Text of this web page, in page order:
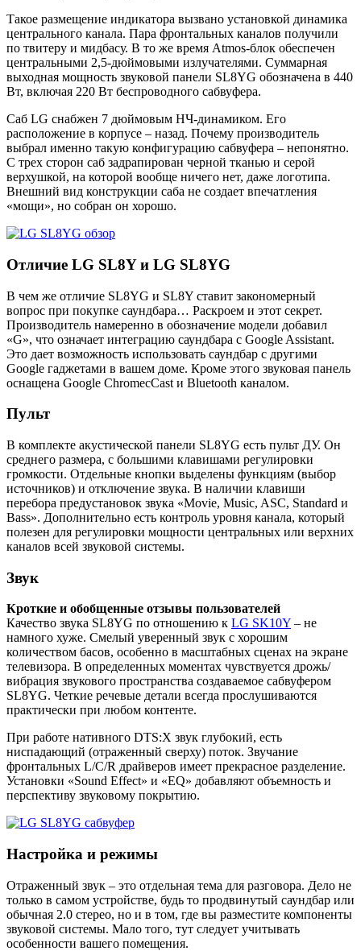
Такое размещение индикатора вызвано установкой динамика
центрального канала. Пара фронтальных каналов получили
по твитеру и мидбасу. В то же время Atmos-блок обеспечен
центральными 2,5-дюймовыми излучателями. Суммарная
выходная мощность звуковой панели SL8YG обозначена в 440
Вт, включая 220 Вт беспроводного сабвуфера.
Саб LG снабжен 7 дюймовым НЧ-динамиком. Его
расположение в корпусе – назад. Почему производитель
выбрал именно такую конфигурацию сабвуфера – непонятно.
С трех сторон саб задрапирован черной тканью и серой
верхушкой, на которой вообще ничего нет, даже логотипа.
Внешний вид конструкции саба не создает впечатления
«мощи», но собран он хорошо.
Отличие LG SL8Y и LG SL8YG
В чем же отличие SL8YG и SL8Y ставит закономерный
вопрос при покупке саундбара… Раскроем и этот секрет.
Производитель намеренно в обозначение модели добавил
«G», что означает интеграцию саундбара с Google Assistant.
Это дает возможность использовать саундбар с другими
Google гаджетами в вашем доме. Кроме этого звуковая панель
оснащена Google ChromecCast и Bluetooth каналом.
Пульт
В комплекте акустической панели SL8YG есть пульт ДУ. Он
среднего размера, с большими клавишами регулировки
громкости. Отдельные кнопки выделены функциям (выбор
источников) и отключение звука. В наличии клавиши
перебора предустановок звука «Movie, Music, ASC, Standard и
Bass». Дополнительно есть контроль уровня канала, который
полезен для регулировки мощности центральных или верхних
каналов всей звуковой системы.
Звук
Кроткие и обобщенные отзывы пользователей
Качество звука SL8YG по отношению к LG SK10Y – не
намного хуже. Смелый уверенный звук с хорошим
количеством басов, особенно в масштабных сценах на экране
телевизора. В определенных моментах чувствуется дрожь/
вибрация звукового пространства создаваемое сабвуфером
SL8YG. Четкие речевые детали всегда прослушиваются
практически при любом контенте.
При работе нативного DTS:X звук глубокий, есть
ниспадающий (отраженный сверху) поток. Звучание
фронтальных L/C/R драйверов имеет прекрасное разделение.
Установки «Sound Effect» и «EQ» добавляют объемность и
перспективу звуковому покрытию.
Настройка и режимы
Отраженный звук – это отдельная тема для разговора. Дело не
только в самом устройстве, будь то продвинутый саундбар или
обычная 2.0 стерео, но и в том, где вы разместите компоненты
звуковой системы. Мало того, тут следует учитывать
особенности вашего помещения.